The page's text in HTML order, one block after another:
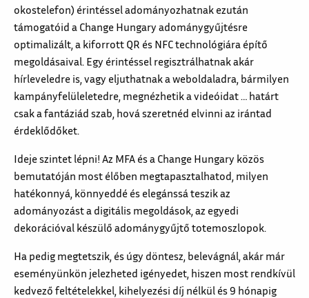
okostelefon) érintéssel adományozhatnak ezután
támogatóid a Change Hungary adománygyűjtésre
optimalizált, a kiforrott QR és NFC technológiára építő
megoldásaival. Egy érintéssel regisztrálhatnak akár
hírleveledre is, vagy eljuthatnak a weboldaladra, bármilyen
kampányfelüleletedre, megnézhetik a videóidat … határt
csak a fantáziád szab, hová szeretnéd elvinni az irántad
érdeklődőket.
Ideje szintet lépni! Az MFA és a Change Hungary közös
bemutatóján most élőben megtapasztalhatod, milyen
hatékonnyá, könnyeddé és elegánssá teszik az
adományozást a digitális megoldások, az egyedi
dekorációval készülő adománygyűjtő totemoszlopok.
Ha pedig megtetszik, és úgy döntesz, belevágnál, akár már
eseményünkön jelezheted igényedet, hiszen most rendkívül
kedvező feltételekkel, kihelyezési díj nélkül és 9 hónapig